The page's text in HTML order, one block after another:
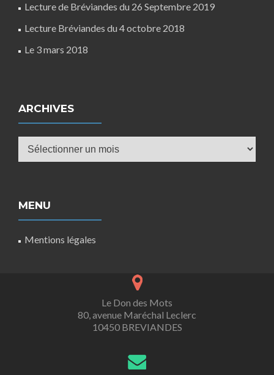
Lecture de Bréviandes du 26 Septembre 2019
Lecture Bréviandes du 4 octobre 2018
Le 3 mars 2018
ARCHIVES
Archives
MENU
Mentions légales
Le Don des Mots
80, avenue Maréchal Leclerc
10450 BREVIANDES